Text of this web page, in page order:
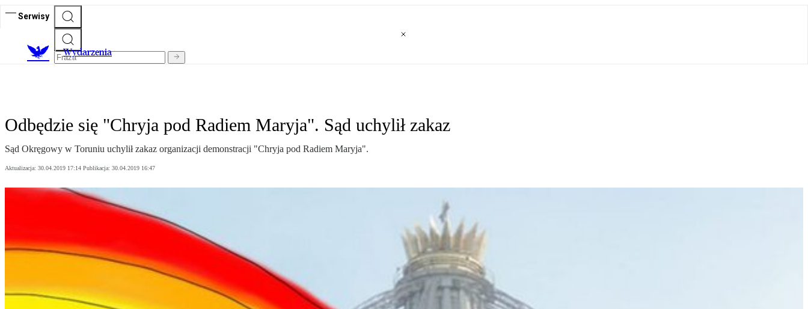
Serwisy
Wydarzenia
Odbędzie się "Chryja pod Radiem Maryja". Sąd uchylił zakaz
Sąd Okręgowy w Toruniu uchylił zakaz organizacji demonstracji "Chryja pod Radiem Maryja".
Aktualizacja: 30.04.2019 17:14 Publikacja: 30.04.2019 16:47